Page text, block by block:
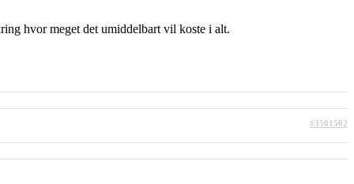
hvor meget det umiddelbart vil koste i alt.
#3501502